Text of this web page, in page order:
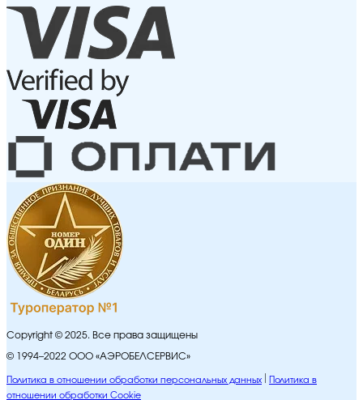
Copyright © 2025. Все права защищены
© 1994–2022 ООО «АЭРОБЕЛСЕРВИС»
Политика в отношении обработки персональных данных
Политика в
отношении обработки Cookie